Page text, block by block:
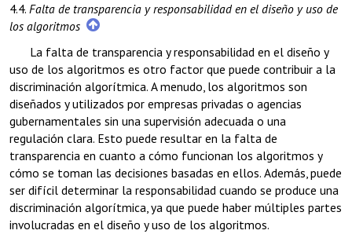
4.4. Falta de transparencia y responsabilidad en el diseño y uso de
los algoritmos
La falta de transparencia y responsabilidad en el diseño y
uso de los algoritmos es otro factor que puede contribuir a la
discriminación algorítmica. A menudo, los algoritmos son
diseñados y utilizados por empresas privadas o agencias
gubernamentales sin una supervisión adecuada o una
regulación clara. Esto puede resultar en la falta de
transparencia en cuanto a cómo funcionan los algoritmos y
cómo se toman las decisiones basadas en ellos. Además, puede
ser difícil determinar la responsabilidad cuando se produce una
discriminación algorítmica, ya que puede haber múltiples partes
involucradas en el diseño y uso de los algoritmos.